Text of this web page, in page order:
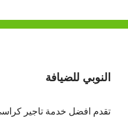
النوبي للضيافة
تقدم افضل خدمة تاجير